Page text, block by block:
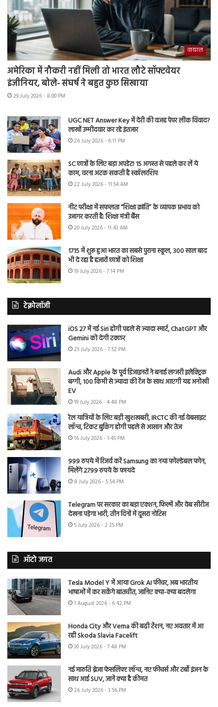
वायरल
अमेरिका में नौकरी नहीं मिली तो भारत लौटे सॉफ्टवेयर
इंजीनियर, बोले- संघर्ष ने बहुत कुछ सिखाया
29 July 2026 - 8:00 PM
UGC NET Answer Key में देरी की वजह पेपर लीक विवाद?
लाखों उम्मीदवार कर रहे इंतजार
26 July 2026 - 6:11 PM
SC छात्रों के लिए बड़ा अपडेट! 15 अगस्त से पहले कर लें ये
काम, वरना अटक सकती है स्कॉलरशिप
22 July 2026 - 11:54 AM
नीट परीक्षा में सफलता “शिक्षा क्रांति” के व्यापक प्रभाव को
उजागर करती है: शिक्षा मंत्री बैंस
20 July 2026 - 11:43 AM
1715 में शुरू हुआ भारत का सबसे पुराना स्कूल, 300 साल बाद
भी दे रहा है हजारों छात्रों को शिक्षा
19 July 2026 - 7:14 PM
टेक्नोलॉजी
iOS 27 में नई Siri होगी पहले से ज्यादा स्मार्ट, ChatGPT और
Gemini को देगी टक्कर
25 July 2026 - 7:52 PM
Audi और Apple के पूर्व डिजाइनरों ने बनाई लग्जरी इलेक्ट्रिक
बग्गी, 100 किमी से ज्यादा की रेंज के साथ आएगी यह अनोखी
EV
19 July 2026 - 4:48 PM
रेल यात्रियों के लिए बड़ी खुशखबरी, IRCTC की नई वेबसाइट
लॉन्च, टिकट बुकिंग होगी पहले से आसान और तेज
16 July 2026 - 1:45 PM
999 रुपये में रिजर्व करें Samsung का नया फोल्डेबल फोन,
मिलेंगे 2799 रुपये के फायदे
8 July 2026 - 5:54 PM
Telegram पर सरकार का बड़ा एक्शन, फिल्में और वेब सीरीज
देखना पड़ेगा भारी, तीन दिनों में दूसरा नोटिस
5 July 2026 - 2:25 PM
ऑटो जगत
Tesla Model Y में आया Grok AI फीचर, अब भारतीय
भाषाओं में कर सकेंगे बातचीत, जानिए क्या-क्या बदलेगा
1 August 2026 - 6:42 PM
Honda City और Verna की बढ़ी टेंशन, नए अवतार में आ
रही Skoda Slavia Facelift
30 July 2026 - 7:48 PM
नई मारुति ब्रेजा फेसलिफ्ट लॉन्च, नए फीचर्स और टर्बो इंजन के
साथ आई SUV, जानें क्या है कीमत
26 July 2026 - 3:56 PM